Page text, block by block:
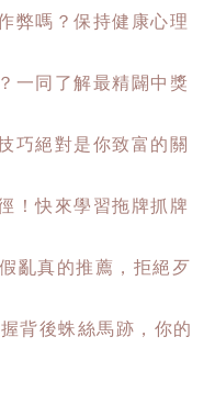
弊嗎？保持健康心理
一同了解最精闢中獎
巧絕對是你致富的關
！快來學習拖牌抓牌
亂真的推薦，拒絕歹
背後蛛絲馬跡，你的